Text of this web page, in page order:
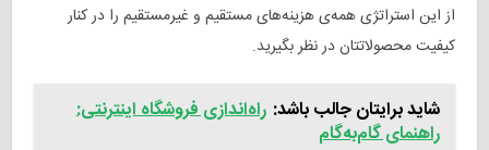
از این استراتژی همه‌ی هزینه‌های مستقیم و غیرمستقیم را در کنار
کیفیت محصولاتتان در نظر بگیرید.
شاید برایتان جالب باشد: راه‌اندازی فروشگاه اینترنتی:
راهنمای گام‌‌به‌گام